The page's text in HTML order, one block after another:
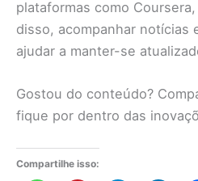
plataformas como
disso, acompanhar notícias
ajudar a manter-se
Gostou do conteúdo?
fique por dentro das
Compartilhe isso: